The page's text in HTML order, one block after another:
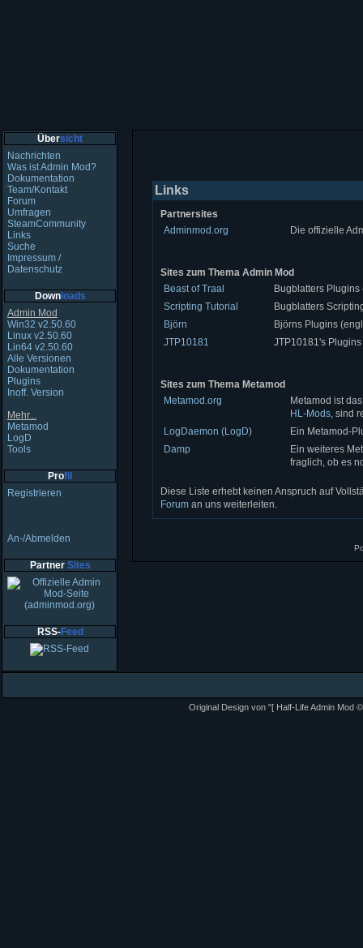
Übersicht
Nachrichten
Was ist Admin Mod?
Dokumentation
Team/Kontakt
Forum
Umfragen
SteamCommunity
Links
Suche
Impressum /
Datenschutz
Downloads
Admin Mod
Win32 v2.50.60
Linux v2.50.60
Lin64 v2.50.60
Alle Versionen
Dokumentation
Plugins
Inoff. Version
Mehr...
Metamod
LogD
Tools
Profil
Registrieren
An-/Abmelden
Partner Sites
RSS-Feed
Links
Partnersites
Adminmod.org
Die offizielle
Sites zum Thema Admin Mod
Beast of Traal
Bugblatters Plugins
Scripting Tutorial
Bugblatters
Björn
Björns Plugins
JTP10181
JTP10181's
Sites zum Thema Metamod
Metamod.org
Metamod ist
HL-Mods , sind
LogDaemon (LogD)
Ein Metamod-
Damp
Ein weiteres
fraglich, ob es
Diese Liste erhebt keinen Anspruch auf
Forum an uns weiterleiten.
Original Design von "[ Half-Life Admin Mod